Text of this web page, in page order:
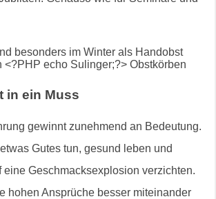
in ein Muss
gewinnt zunehmend an Bedeutung.
Gutes tun, gesund leben und
eine Geschmacksexplosion verzichten.
hohen Ansprüche besser miteinander